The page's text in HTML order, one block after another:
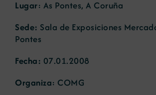
Noticias
Portal de empleo
Contacto
Lugar: As Pontes, A Coruña
Sede: Sala de Exposiciones
Pontes
Fecha: 07.01.2008
Organiza: COMG